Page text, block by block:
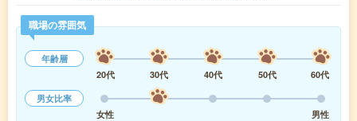
職場の雰囲気
年齢層
20代
30代 40代 50代
60代
男女比率
女性
男性